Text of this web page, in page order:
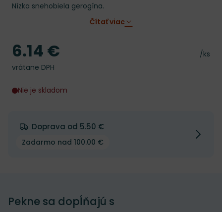
Nízka snehobiela gerogína.
Čítať viac
Cena
/ks
Cena
6.14 €
vrátane DPH
Nie je skladom
Doprava od 5.50 €
Zadarmo nad 100.00 €
Pekne sa dopĺňajú s